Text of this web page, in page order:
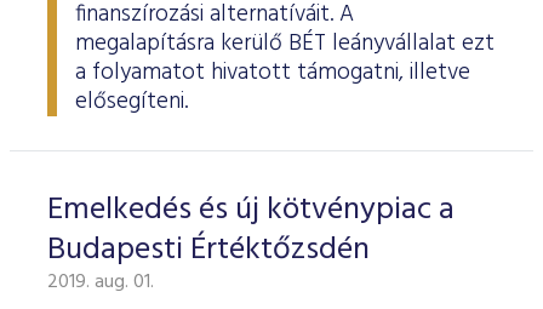
finanszírozási alternatíváit. A
megalapításra kerülő BÉT leányvállalat ezt
a folyamatot hivatott támogatni, illetve
elősegíteni.
Emelkedés és új kötvénypiac a
Budapesti Értéktőzsdén
2019. aug. 01.